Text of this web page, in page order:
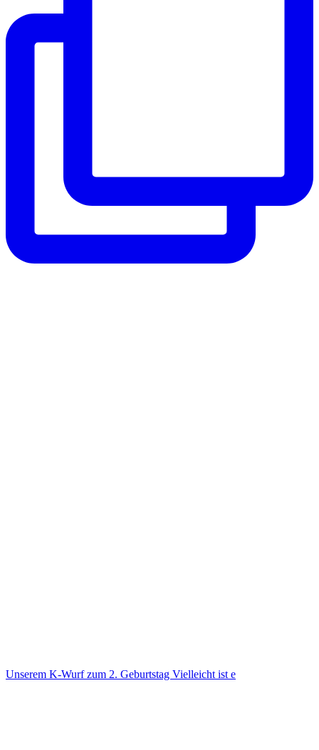
Unse­rem K-Wurf zum 2. Geburts­tag Viel­leicht ist e